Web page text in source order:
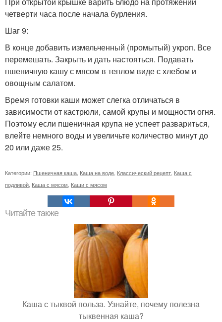
четверти часа после начала бурления.
Шаг 9:
В конце добавить измельченный (промытый) укроп. Все
перемешать. Закрыть и дать настояться. Подавать
пшеничную кашу с мясом в теплом виде с хлебом и
овощным салатом.
Время готовки каши может слегка отличаться в
зависимости от кастрюли, самой крупы и мощности огня.
Поэтому если пшеничная крупа не успеет развариться,
влейте немного воды и увеличьте количество минут до
20 или даже 25.
Категории: Пшеничная каша Каша на воде Классический рецепт Каша с
подливой Каша с мясом Каши с мясом
Читайте также
Каша с тыквой польза. Узнайте, почему полезна
тыквенная каша?